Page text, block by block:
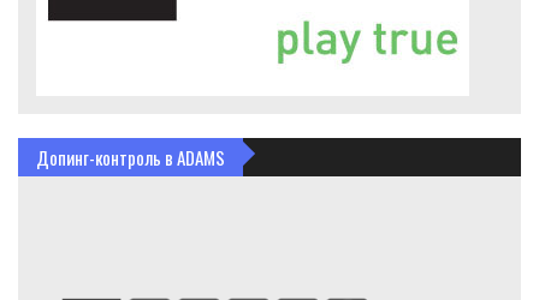
Допинг-контроль в ADAMS